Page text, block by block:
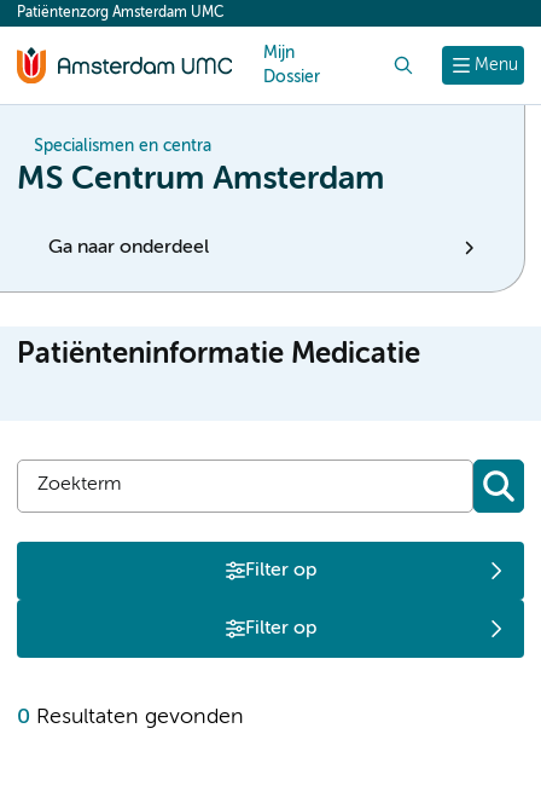
content
Menu
Patiëntenzorg Amsterdam UMC
Mijn
Dossier
Specialismen en centra
MS Centrum Amsterdam
Ga naar onderdeel
Patiënteninformatie Medicatie
Filter op
Filter op
0 Resultaten gevonden